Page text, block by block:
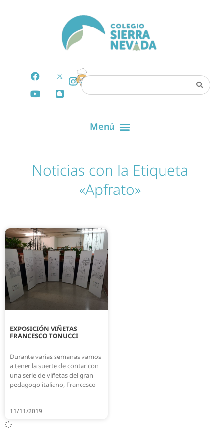
Noticias con la Etiqueta
«Apfrato»
EXPOSICIÓN VIÑETAS
FRANCESCO TONUCCI
Durante varias semanas vamos
a tener la suerte de contar con
una serie de viñetas del gran
pedagogo italiano, Francesco
11/11/2019